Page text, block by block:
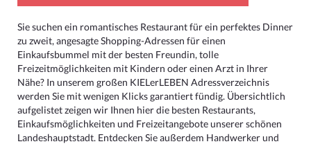
Sie suchen ein romantisches Restaurant für ein perfektes Dinner
zu zweit, angesagte Shopping-Adressen für einen
Einkaufsbummel mit der besten Freundin, tolle
Freizeitmöglichkeiten mit Kindern oder einen Arzt in Ihrer
Nähe? In unserem großen KIELerLEBEN Adressverzeichnis
werden Sie mit wenigen Klicks garantiert fündig. Übersichtlich
aufgelistet zeigen wir Ihnen hier die besten Restaurants,
Einkaufsmöglichkeiten und Freizeitangebote unserer schönen
Landeshauptstadt. Entdecken Sie außerdem Handwerker und